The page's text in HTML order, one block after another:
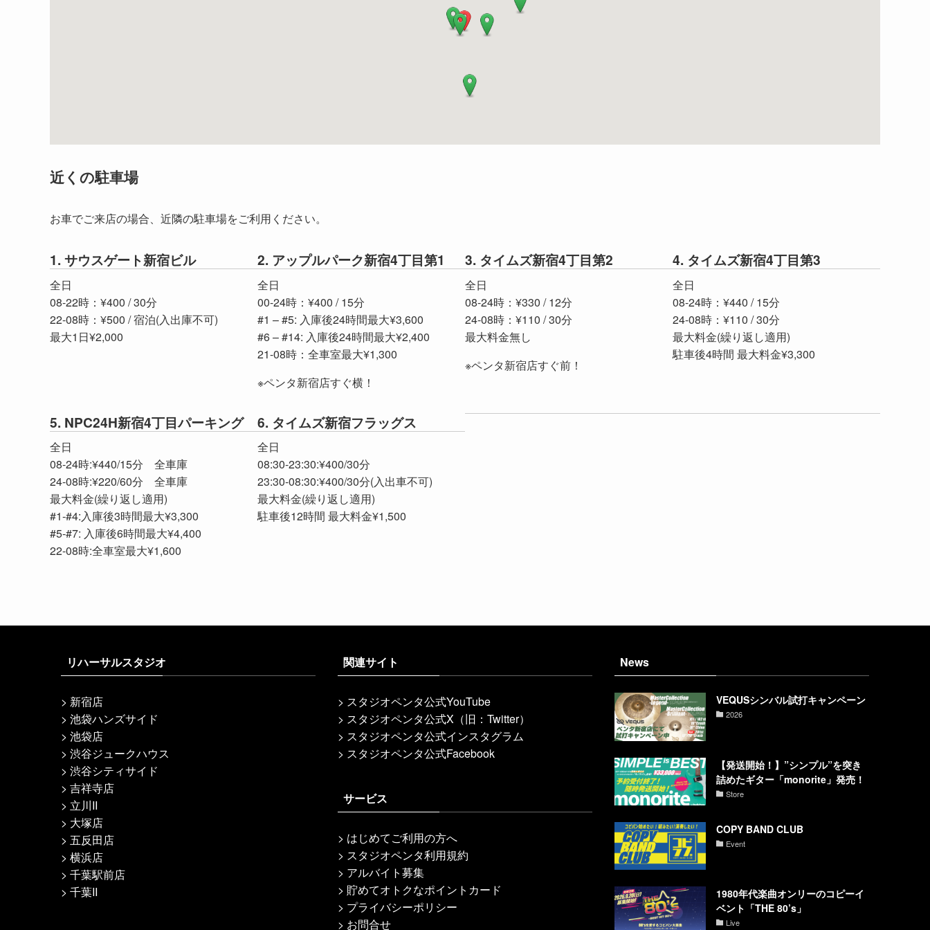
近くの駐車場
お車でご来店の場合、近隣の駐車場をご利用ください。
1. サウスゲート新宿ビル
全日
08-22時：¥400 / 30分
22-08時：¥500 / 宿泊(入出庫不可)
最大1日¥2,000
2. アップルパーク新宿4丁目第1
全日
00-24時：¥400 / 15分
#1 – #5: 入庫後24時間最大¥3,600
#6 – #14: 入庫後24時間最大¥2,400
21-08時：全車室最大¥1,300
※ペンタ新宿店すぐ横！
3. タイムズ新宿4丁目第2
全日
08-24時：¥330 / 12分
24-08時：¥110 / 30分
最大料金無し
※ペンタ新宿店すぐ前！
4. タイムズ新宿4丁目第3
全日
08-24時：¥440 / 15分
24-08時：¥110 / 30分
最大料金(繰り返し適用)
駐車後4時間 最大料金¥3,300
5. NPC24H新宿4丁目パーキング
全日
08-24時:¥440/15分 全車庫
24-08時:¥220/60分 全車庫
最大料金(繰り返し適用)
#1-#4:入庫後3時間最大¥3,300
#5-#7: 入庫後6時間最大¥4,400
22-08時:全車室最大¥1,600
6. タイムズ新宿フラッグス
全日
08:30-23:30:¥400/30分
23:30-08:30:¥400/30分(入出車不可)
最大料金(繰り返し適用)
駐車後12時間 最大料金¥1,500
リハーサルスタジオ
> 新宿店
> 池袋ハンズサイド
> 池袋店
> 渋谷ジュークハウス
> 渋谷シティサイド
> 吉祥寺店
> 立川II
> 大塚店
> 五反田店
> 横浜店
> 千葉駅前店
> 千葉II
関連サイト
> スタジオペンタ公式YouTube
> スタジオペンタ公式X（旧：Twitter）
> スタジオペンタ公式インスタグラム
> スタジオペンタ公式Facebook
サービス
> はじめてご利用の方へ
> スタジオペンタ利用規約
> アルバイト募集
> 貯めてオトクなポイントカード
> プライバシーポリシー
> お問合せ
News
VEQUSシンバル試打キャンペーン
2026
【発送開始！】”シンプル”を突き
詰めたギター「monorite」発売！
Store
COPY BAND CLUB
Event
1980年代楽曲オンリーのコピーイ
ベント「THE 80’s」
Live